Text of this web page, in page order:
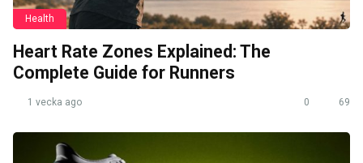
Health
Heart Rate Zones Explained: The
Complete Guide for Runners
1 vecka ago 0 69